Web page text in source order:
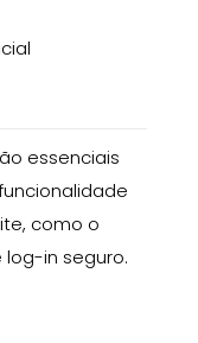
essenciais
como o
in seguro.